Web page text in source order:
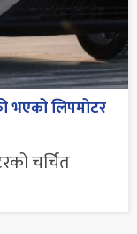
भएको लिपमोटर
चर्चित